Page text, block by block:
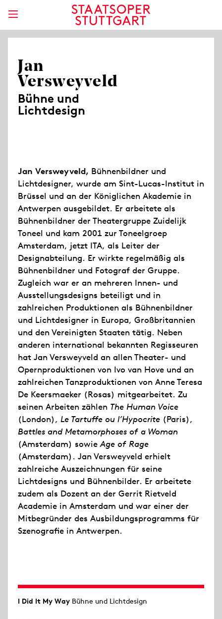
Jan
Versweyveld
Bühne und
Lichtdesign
Jan Versweyveld, Bühnenbildner und
Lichtdesigner, wurde am Sint-Lucas-Institut in
Brüssel und an der Königlichen Akademie in
Antwerpen ausgebildet. Er arbeitete als
Bühnenbildner der Theatergruppe Zuidelijk
Toneel und kam 2001 zur Toneelgroep
Amsterdam, jetzt ITA, als Leiter der
Designabteilung. Er wirkte regelmäßig als
Bühnenbildner und Fotograf der Gruppe.
Zugleich war er an mehreren Innen- und
Ausstellungsdesigns beteiligt und in
zahlreichen Produktionen als Bühnenbildner
und Lichtdesigner in Europa, Großbritannien
und den Vereinigten Staaten tätig. Neben
anderen international bekannten Regisseuren
hat Jan Versweyveld an allen Theater- und
Opernproduktionen von Ivo van Hove und an
zahlreichen Tanzproduktionen von Anne Teresa
De Keersmaeker (Rosas) mitgearbeitet. Zu
seinen Arbeiten zählen The Human Voice
(London), Le Tartuffe ou l’Hypocrite (Paris),
Battles and Metamorphoses of a Woman
(Amsterdam) sowieAge of Rage
(Amsterdam). Jan Versweyveld erhielt
zahlreiche Auszeichnungen für seine
Lichtdesigns und Bühnenbilder. Er arbeitete
zudem als Dozent an der Gerrit Rietveld
Academie in Amsterdam und war einer der
Mitbegründer des Ausbildungsprogramms für
Szenografie in Antwerpen.
I Did It My Way Bühne und Lichtdesign